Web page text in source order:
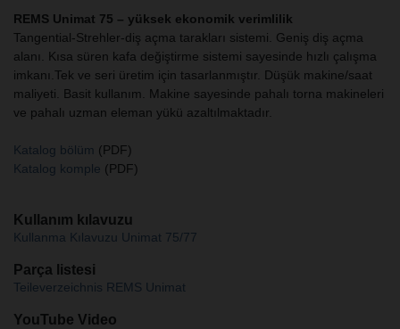
REMS Unimat 75 – yüksek ekonomik verimlilik
Tangential-Strehler-diş açma tarakları sistemi. Geniş diş açma
alanı. Kısa süren kafa değiştirme sistemi sayesinde hızlı çalışma
imkanı.Tek ve seri üretim için tasarlanmıştır. Düşük makine/saat
maliyeti. Basit kullanım. Makine sayesinde pahalı torna makineleri
ve pahalı uzman eleman yükü azaltılmaktadır.
Katalog bölüm (PDF)
Katalog komple (PDF)
Kullanım kılavuzu
Kullanma Kılavuzu Unimat 75/77
Parça listesi
Teileverzeichnis REMS Unimat
YouTube Video